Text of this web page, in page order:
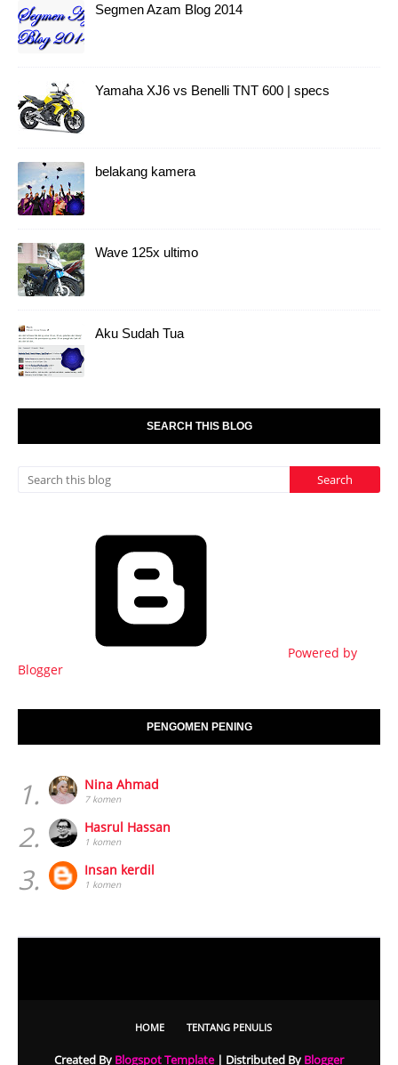
Segmen Azam Blog 2014
Yamaha XJ6 vs Benelli TNT 600 | specs
belakang kamera
Wave 125x ultimo
Aku Sudah Tua
SEARCH THIS BLOG
Powered by
Blogger
PENGOMEN PENING
1. Nina Ahmad
7 komen
2. Hasrul Hassan
1 komen
3. Insan kerdil
1 komen
HOME TENTANG PENULIS
Created By Blogspot Template| Distributed By Blogger